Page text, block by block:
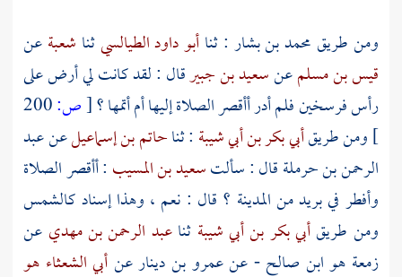
ومن طريقمحمد بن بشار : ثناأبو داود الطيالسيثنا شعبةعن
قيس بن مسلمعنسعيد بن جبيرقال : لقد كانت لي أرض على
رأس فرسخين فلم أدر أأقصر الصلاة إليها أم أتمها ؟[ص:200
]ومن طريقأبي بكر بن أبي شيبة : ثناحاتم بن إسماعيلعنعبد
الرحمن بن حرملةقال : سألتسعيد بن المسيب : أأقصر الصلاة
وأفطر في بريد منالمدينة ؟ قال : نعم ، وهذا إسناد كالشمس
ومن طريقأبي بكر بن أبي شيبة ثناعبد الرحمن بن مهدي عن
زمعة هو ابن صالح- عنعمرو بن دينارعنأبي الشعثاء هو